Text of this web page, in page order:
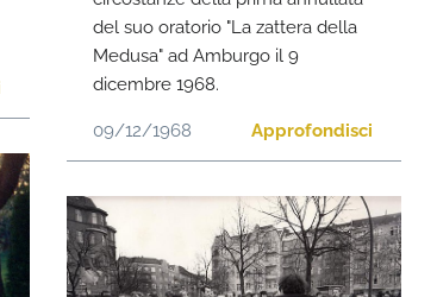
del suo oratorio "La zattera della
Medusa" ad Amburgo il 9
dicembre 1968.
09/12/1968
Approfondisci